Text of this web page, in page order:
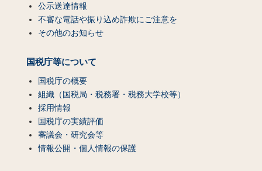
公示送達情報
不審な電話や振り込め詐欺にご注意を
その他のお知らせ
国税庁等について
国税庁の概要
組織（国税局・税務署・税務大学校等）
採用情報
国税庁の実績評価
審議会・研究会等
情報公開・個人情報の保護